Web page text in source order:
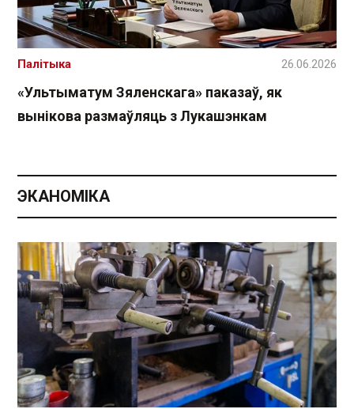
«Ультыматум Зяленскага» паказаў, як
вынікова размаўляць з Лукашэнкам
Палітыка 26.06.2026
ЭКАНОМІКА